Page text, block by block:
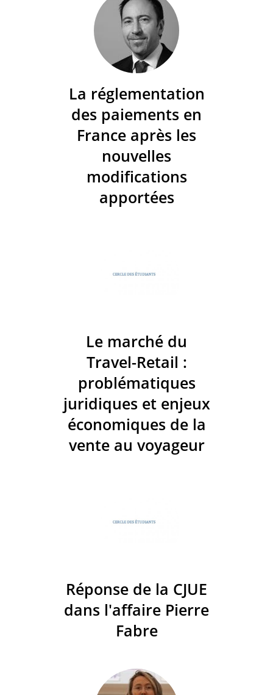
La réglementation
des paiements en
France après les
nouvelles
modifications
apportées
Le marché du
Travel-Retail :
problématiques
juridiques et enjeux
économiques de la
vente au voyageur
Réponse de la CJUE
dans l'affaire Pierre
Fabre